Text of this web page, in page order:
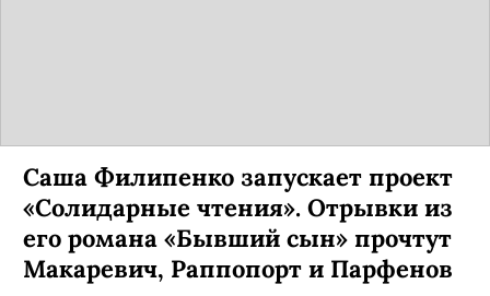
Саша Филипенко запускает проект
«Солидарные чтения». Отрывки из
его романа «Бывший сын» прочтут
Макаревич, Раппопорт и Парфенов